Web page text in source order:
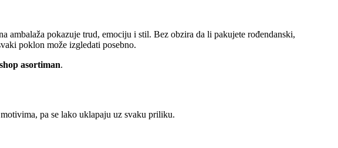
ambalaža pokazuje trud, emociju i stil. Bez obzira da li pakujete rođendanski,
poklon može izgledati posebno.
asortiman.
pa se lako uklapaju uz svaku priliku.